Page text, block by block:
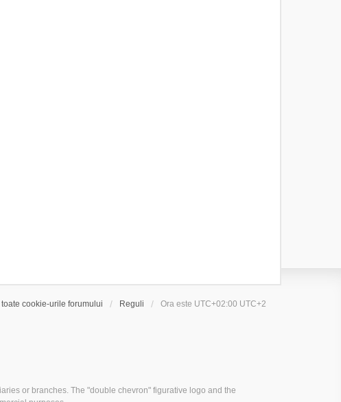
cookie-urile forumului Reguli Ora este UTC+02:00 UTC+2
or branches. The "double chevron" figurative logo and the